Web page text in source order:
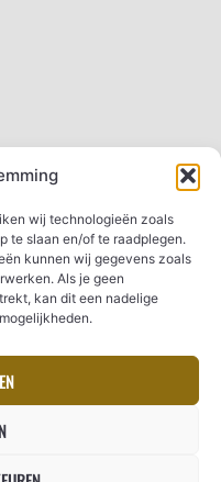
wij technologieën zoals
te slaan en/of te raadplegen.
kunnen wij gegevens zoals
Als je geen
kan dit een nadelige